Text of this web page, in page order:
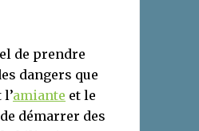
de prendre
dangers que
amiante et le
démarrer des